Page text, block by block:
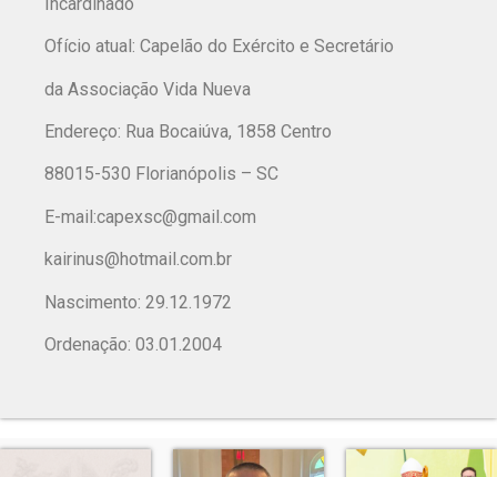
Ofício atual: Capelão do Exército e Secretário
da Associação Vida Nueva
Endereço: Rua Bocaiúva, 1858 Centro
88015-530 Florianópolis – SC
E-mail:capexsc@gmail.com
kairinus@hotmail.com.br
Nascimento: 29.12.1972
Ordenação: 03.01.2004